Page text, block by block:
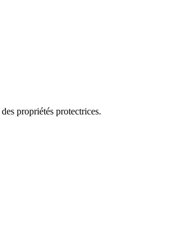
propriétés protectrices.